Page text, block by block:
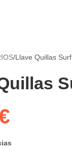
Llave Quillas Surf